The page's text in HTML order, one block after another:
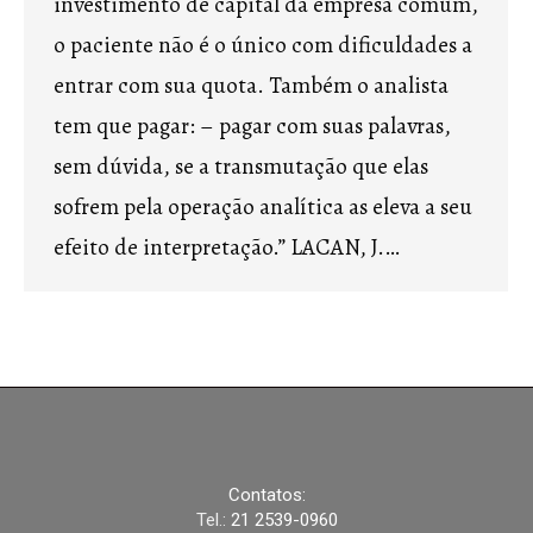
o paciente não é o único com dificuldades a
entrar com sua quota. Também o analista
tem que pagar: – pagar com suas palavras,
sem dúvida, se a transmutação que elas
sofrem pela operação analítica as eleva a seu
efeito de interpretação.” LACAN, J.…
Contatos:
Tel.: 21 2539-0960